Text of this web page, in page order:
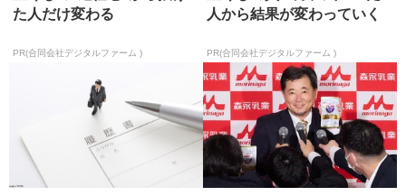
た人だけ変わる
PR(合同会社デジタルファーム )
人から結果が変わっていく
PR(合同会社デジタルファーム )